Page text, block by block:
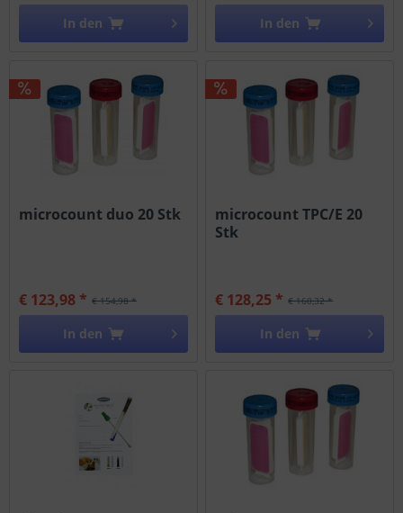
In den In den
microcount duo 20 Stk
€ 154,98 *
€ 123,98 *
In den
microcount TPC/E 20
Stk
€ 160,32 *
€ 128,25 *
In den